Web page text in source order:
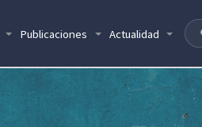
Publicaciones Actualidad